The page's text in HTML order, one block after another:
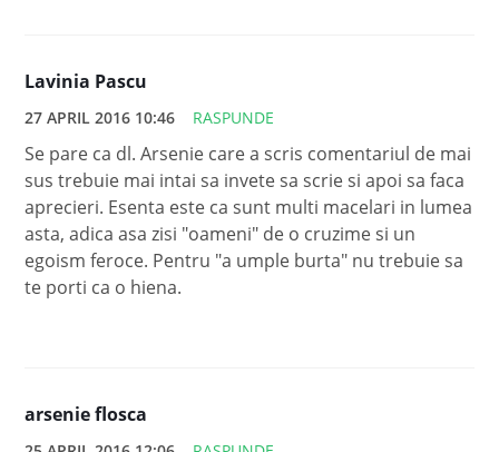
Lavinia Pascu
27 APRIL 2016 10:46 RASPUNDE
Se pare ca dl. Arsenie care a scris comentariul de mai
sus trebuie mai intai sa invete sa scrie si apoi sa faca
aprecieri. Esenta este ca sunt multi macelari in lumea
asta, adica asa zisi "oameni" de o cruzime si un
egoism feroce. Pentru "a umple burta" nu trebuie sa
te porti ca o hiena.
arsenie flosca